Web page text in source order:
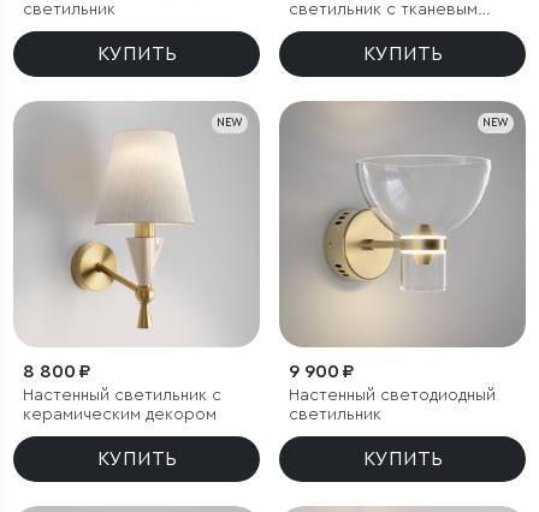
светильник
КУПИТЬ
светильник с тканевым
рассеивателем
КУПИТЬ
NEW
8 800 ₽
Настенный светильник с
керамическим декором
КУПИТЬ
NEW
9 900 ₽
Настенный светодиодный
светильник
КУПИТЬ